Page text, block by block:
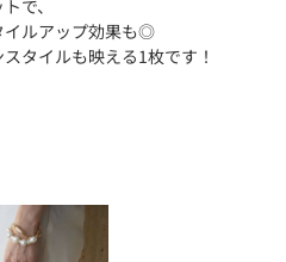
で、
イルアップ効果も◎
タイルも映える1枚です！